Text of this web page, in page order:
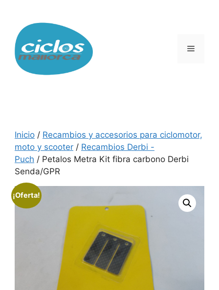
contenido
Menú
Inicio / Recambios y accesorios para ciclomotor,
moto y scooter / Recambios Derbi -
Puch / Petalos Metra Kit fibra carbono Derbi
Senda/GPR
¡Oferta!